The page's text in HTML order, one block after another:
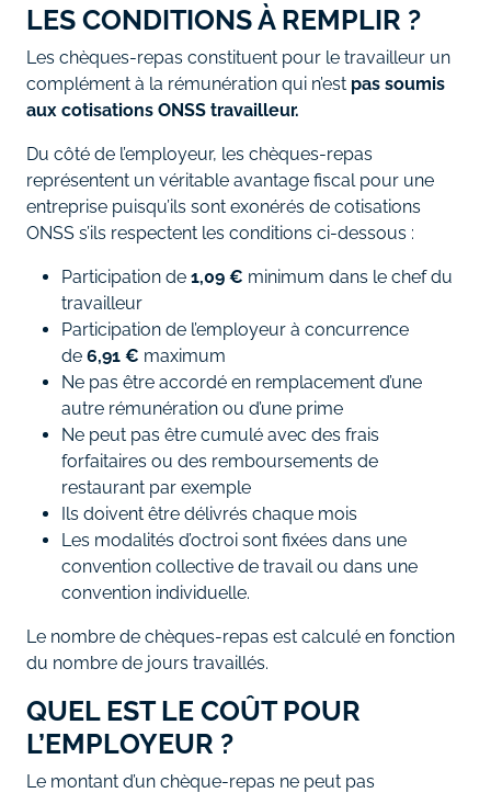
LES CONDITIONS À REMPLIR ?
Les chèques-repas constituent pour le travailleur un
complément à la rémunération qui n’est pas soumis
aux cotisations ONSS travailleur.
Du côté de l’employeur, les chèques-repas
représentent un véritable avantage fiscal pour une
entreprise puisqu’ils sont exonérés de cotisations
ONSS s’ils respectent les conditions ci-dessous :
Participation de 1,09 € minimum dans le chef du
travailleur
Participation de l’employeur à concurrence
de 6,91 € maximum
Ne pas être accordé en remplacement d’une
autre rémunération ou d’une prime
Ne peut pas être cumulé avec des frais
forfaitaires ou des remboursements de
restaurant par exemple
Ils doivent être délivrés chaque mois
Les modalités d’octroi sont fixées dans une
convention collective de travail ou dans une
convention individuelle.
Le nombre de chèques-repas est calculé en fonction
du nombre de jours travaillés.
QUEL EST LE COÛT POUR
L’EMPLOYEUR ?
Le montant d’un chèque-repas ne peut pas